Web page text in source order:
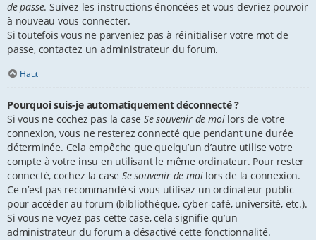
de passe. Suivez les instructions énoncées et vous devriez pouvoir
à nouveau vous connecter.
Si toutefois vous ne parveniez pas à réinitialiser votre mot de
passe, contactez un administrateur du forum.
Haut
Pourquoi suis-je automatiquement déconnecté ?
Si vous ne cochez pas la case Se souvenir de moilors de votre
connexion, vous ne resterez connecté que pendant une durée
déterminée. Cela empêche que quelqu’un d’autre utilise votre
compte à votre insu en utilisant le même ordinateur. Pour rester
connecté, cochez la caseSe souvenir de moilors de la connexion.
Ce n’est pas recommandé si vous utilisez un ordinateur public
pour accéder au forum (bibliothèque, cyber-café, université, etc.).
Si vous ne voyez pas cette case, cela signifie qu’un
administrateur du forum a désactivé cette fonctionnalité.